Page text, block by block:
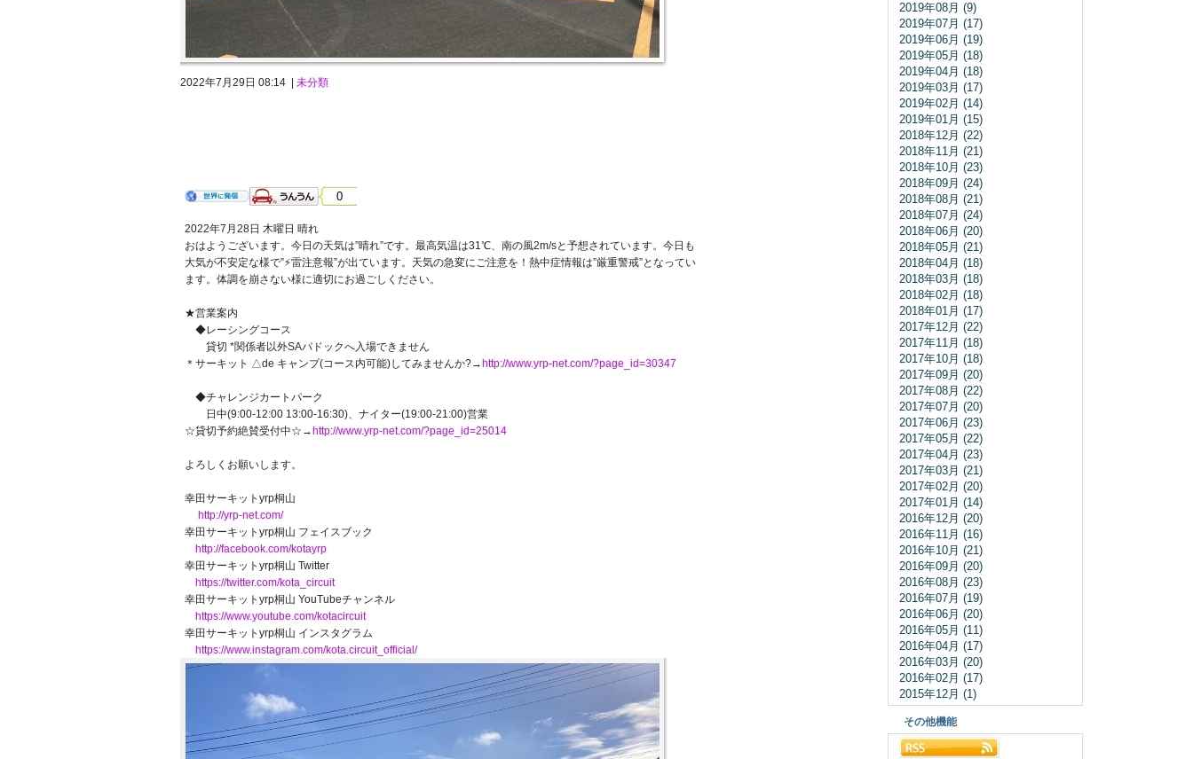
2022年7月29日 08:14 | 未分類
0
2022年7月28日 木曜日 晴れ
おはようございます。今日の天気は”晴れ”です。最高気温は31℃、南の風2m/sと予想されています。今日も
大気が不安定な様で”⚡雷注意報”が出ています。天気の急変にご注意を！熱中症情報は”厳重警戒”となってい
ます。体調を崩さない様に適切にお過ごしください。
★営業案内
◆レーシングコース
貸切 *関係者以外SAパドックへ入場できません
＊サーキット △de キャンプ(コース内可能)してみませんか?→ http://www.yrp-net.com/?page_id=30347
◆チャレンジカートパーク
日中(9:00-12:00 13:00-16:30)、ナイター(19:00-21:00)営業
☆貸切予約絶賛受付中☆→ http://www.yrp-net.com/?page_id=25014
よろしくお願いします。
幸田サーキットyrp桐山
http://yrp-net.com/
幸田サーキットyrp桐山 フェイスブック
http://facebook.com/kotayrp
幸田サーキットyrp桐山 Twitter
https://twitter.com/kota_circuit
幸田サーキットyrp桐山 YouTubeチャンネル
https://www.youtube.com/kotacircuit
幸田サーキットyrp桐山 インスタグラム
https://www.instagram.com/kota.circuit_official/
2019年08月 (9)
2019年07月 (17)
2019年06月 (19)
2019年05月 (18)
2019年04月 (18)
2019年03月 (17)
2019年02月 (14)
2019年01月 (15)
2018年12月 (22)
2018年11月 (21)
2018年10月 (23)
2018年09月 (24)
2018年08月 (21)
2018年07月 (24)
2018年06月 (20)
2018年05月 (21)
2018年04月 (18)
2018年03月 (18)
2018年02月 (18)
2018年01月 (17)
2017年12月 (22)
2017年11月 (18)
2017年10月 (18)
2017年09月 (20)
2017年08月 (22)
2017年07月 (20)
2017年06月 (23)
2017年05月 (22)
2017年04月 (23)
2017年03月 (21)
2017年02月 (20)
2017年01月 (14)
2016年12月 (20)
2016年11月 (16)
2016年10月 (21)
2016年09月 (20)
2016年08月 (23)
2016年07月 (19)
2016年06月 (20)
2016年05月 (11)
2016年04月 (17)
2016年03月 (20)
2016年02月 (17)
2015年12月 (1)
その他機能